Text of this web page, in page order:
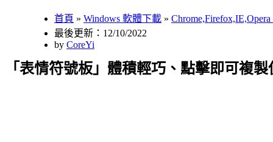
首頁 » Windows 軟體下載 »
最後更新：12/10/2022
by CoreYi
「表情符號板」體積輕巧、點擊即可複製